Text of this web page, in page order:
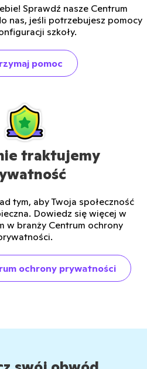
Sprawdź nasze Centrum
nas, jeśli potrzebujesz pomocy
szkoły.
pomoc
traktujemy
tym, aby Twoja społeczność
Dowiedz się więcej w
w branży Centrum ochrony
ochrony prywatności